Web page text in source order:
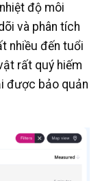
độ môi
và phân tích
nhiều đến tuổi
rất quý hiếm
được bảo quản